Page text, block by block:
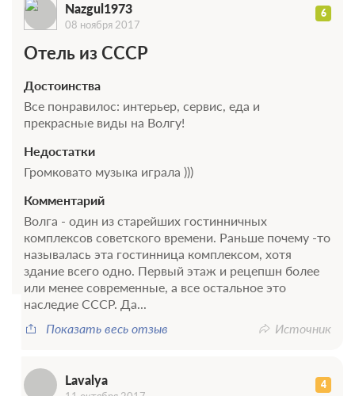
Nazgul1973 6
08 ноября 2017
Отель из СССР
Достоинства
Все понравилос: интерьер, сервис, еда и
прекрасные виды на Волгу!
Недостатки
Громковато музыка играла )))
Комментарий
Волга - один из старейших гостинничных
комплексов советского времени. Раньше почему -то
называлась эта гостинница комплексом, хотя
здание всего одно. Первый этаж и рецепшн более
или менее современные, а все остальное это
наследие СССР. Да...
Показать весь отзыв
Источник
Lavalya 4